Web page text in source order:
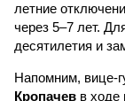
летние
через 5–7 лет.
десятилетия и
Напомним, вице-
Кропачев в ходе